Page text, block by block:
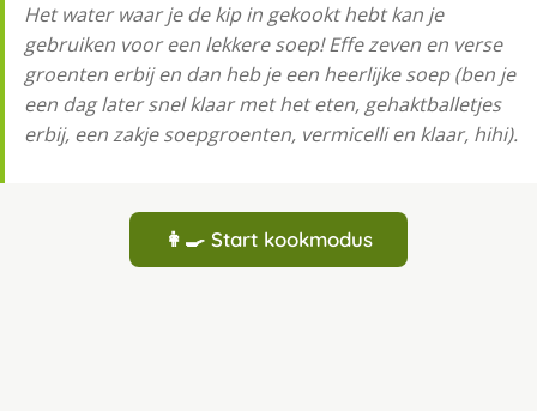
Het water waar je de kip in gekookt hebt kan je
gebruiken voor een lekkere soep! Effe zeven en verse
groenten erbij en dan heb je een heerlijke soep (ben je
een dag later snel klaar met het eten, gehaktballetjes
erbij, een zakje soepgroenten, vermicelli en klaar, hihi).
👩‍🍳 Start kookmodus